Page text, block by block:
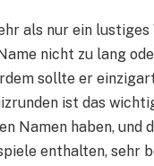
als nur ein
nicht zu lang
sollte er
ist das
Namen haben, und
enthalten,